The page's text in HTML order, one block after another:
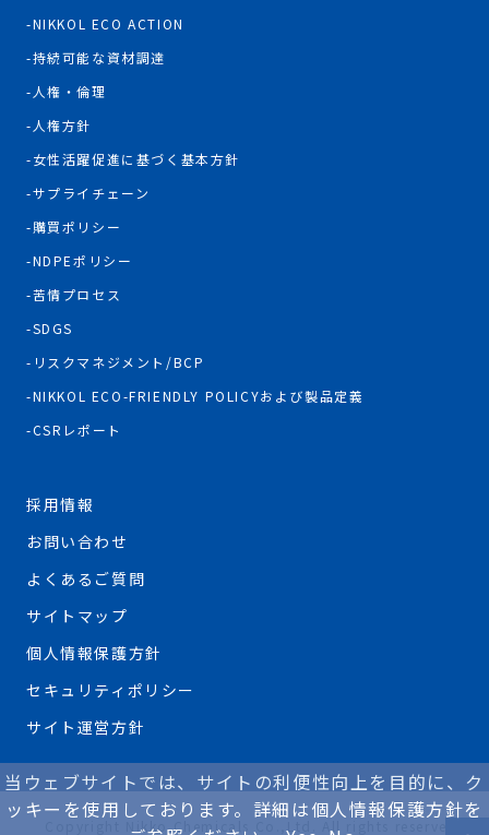
NIKKOL ECO ACTION
持続可能な資材調達
人権・倫理
人権方針
女性活躍促進に基づく基本方針
サプライチェーン
購買ポリシー
NDPEポリシー
苦情プロセス
SDGS
リスクマネジメント/BCP
NIKKOL ECO-FRIENDLY POLICYおよび製品定義
CSRレポート
採用情報
お問い合わせ
よくあるご質問
サイトマップ
個人情報保護方針
セキュリティポリシー
サイト運営方針
Copyright Nikko Chemicals Co.,Ltd. All rights reserved.
当ウェブサイトでは、サイトの利便性向上を目的に、ク
ッキーを使用しております。詳細は個人情報保護方針を